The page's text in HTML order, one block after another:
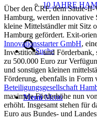
10 JAHRE
Suche
Menü Menü
Über den CRF, dem Säule-
Hamburg, werden innovative
kleine Mittelständler mit Sitz
Hamburg gefördert. Exit-
Innovationsstarter GmbH,
Investitions- und
zu 500.000 Euro zur
und sonstigen kleinen
Förderung, ebenfalls in Form
Beteiligungsgesellschaft
maximale Förderhöhe nun
erhöht. Insgesamt stehen für
Euro aus Bundes- und